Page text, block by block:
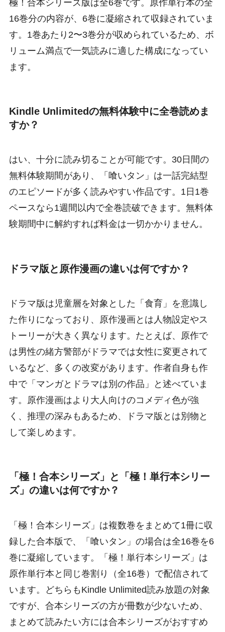
極！合本シリーズ版は全6巻です。原作単行本の全
16巻分の内容が、6巻に凝縮されて収録されていま
す。1巻あたり2〜3巻分が収められているため、ボ
リューム満点で一気読みに適した構成になってい
ます。
Kindle Unlimitedの無料体験中に全巻読めま
すか？
はい、十分に読み切ることが可能です。30日間の
無料体験期間があり、「喰いタン」は一話完結型
のエピソードが多く読みやすい作品です。1日1巻
ペースなら1週間以内で全巻読破できます。無料体
験期間中に解約すれば料金は一切かかりません。
ドラマ版と原作漫画の違いは何ですか？
ドラマ版は児童層を対象とした「食育」を意識し
た作りになっており、原作漫画とは人物設定やス
トーリーが大きく異なります。たとえば、原作で
は男性の緒方警部がドラマでは女性に変更されて
いるなど、多くの改変があります。作者自身も作
中で「マンガとドラマは別の作品」と述べていま
す。原作漫画はより大人向けのコメディ色が強
く、推理の深みもあるため、ドラマ版とは別物と
して楽しめます。
「極！合本シリーズ」と「極！単行本シリー
ズ」の違いは何ですか？
「極！合本シリーズ」は複数巻をまとめて1冊に収
録した合本版で、「喰いタン」の場合は全16巻を6
巻に凝縮しています。「極！単行本シリーズ」は
原作単行本と同じ巻割り（全16巻）で配信されて
います。どちらもKindle Unlimited読み放題の対象
ですが、合本シリーズの方が冊数が少ないため、
まとめて読みたい方には合本シリーズがおすすめ